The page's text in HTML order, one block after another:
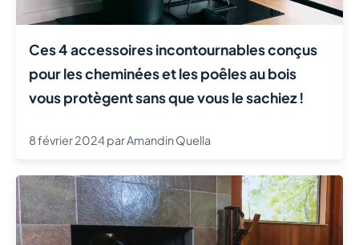
Ces 4 accessoires incontournables conçus
pour les cheminées et les poêles au bois
vous protègent sans que vous le sachiez !
8 février 2024parAmandin Quella